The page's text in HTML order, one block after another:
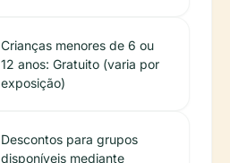
Crianças menores de 6 ou
12 anos: Gratuito (varia por
exposição)
Descontos para grupos
disponíveis mediante